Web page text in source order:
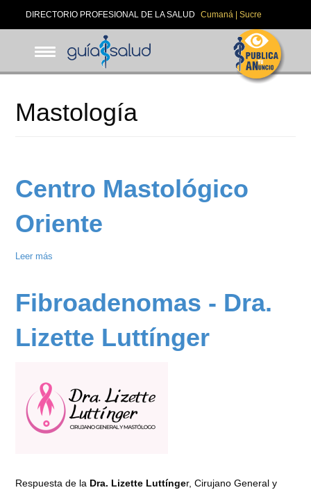
DIRECTORIO PROFESIONAL DE LA SALUD Cumaná | Sucre
Mastología
Centro Mastológico
Oriente
Leer más
Oriente
Fibroadenomas - Dra.
Lizette Luttínger
Respuesta de la Dra. Lizette Luttínger, Cirujano General y